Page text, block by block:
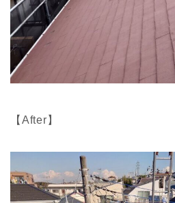
【After】